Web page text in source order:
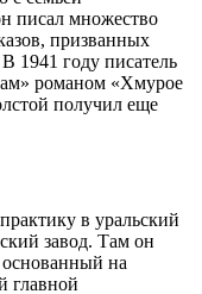
писал множество
призванных
1941 году писатель
романом «Хмурое
получил еще
в уральский
завод. Там он
основанный на
главной